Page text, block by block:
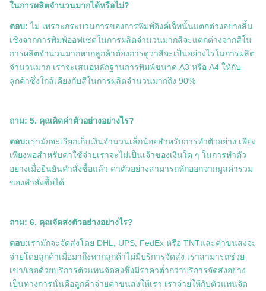
ในการผลิตจำนวนมากได้หรือไม่?
ตอบ:ไม่ เพราะกระบวนการของการพิมพ์อิงค์เจ็ทนั้นแตกต่างอย่างสิ้น
เชิงจากการพิมพ์ออฟเซตในการผลิตจำนวนมากสีจะแตกต่างจากสีใน
การผลิตจำนวนมากหากลูกค้าต้องการดูว่าสีจะเป็นอย่างไรในการผลิต
จำนวนมาก เราจะเสนอหลักฐานการพิมพ์ขนาด A3 หรือ A4 ให้กับ
ลูกค้าซึ่งใกล้เคียงกับสีในการผลิตจำนวนมากถึง 90%
ถาม: 5. คุณคิดค่าตัวอย่างอย่างไร?
ตอบ:เรามักจะเรียกเก็บเงินจำนวนเล็กน้อยสำหรับการทำตัวอย่าง เพียง
เพียงพอสำหรับค่าใช้จ่ายเราจะไม่เป็นเจ้าของเงินใด ๆ ในการทำตัว
อย่างเมื่อยืนยันคำสั่งซื้อแล้ว ค่าตัวอย่างสามารถหักออกจากมูลค่ารวม
ของคำสั่งซื้อได้
ถาม: 6. คุณจัดส่งตัวอย่างอย่างไร?
ตอบ:เรามักจะจัดส่งโดย DHL, UPS, FedEx หรือ TNTและค่าขนส่งจะ
จ่ายโดยลูกค้าเมื่อมาถึงหากลูกค้าไม่มีบริการจัดส่ง เราสามารถช่วย
เขา/เธอด้วยบริการตัวแทนจัดส่งซึ่งมีราคาต่ำกว่าบริการจัดส่งอย่าง
เป็นทางการนั่นคือลูกค้าจ่ายค่าขนส่งให้เรา เราจ่ายให้กับตัวแทนจัด